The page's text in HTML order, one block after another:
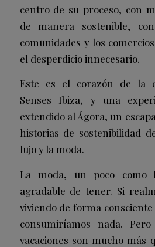
centro de su proceso, con
de manera sostenible,
comunidades y los
el desperdicio innecesario.
Este es el corazón de la
Senses Ibiza, y una
extendido al Ágora, un
historias de sostenibilidad
lujo y la moda.
La moda, un poco como
agradable de tener. Si
viviendo de forma
consumiríamos nada.
vacaciones son mucho más